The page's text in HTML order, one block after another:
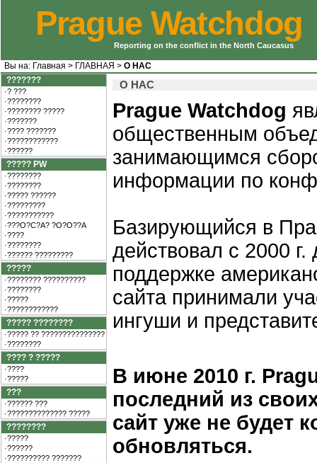
Prague Watchdog
Reporting on the conflict in the North Caucasus
Вы на: Главная > ГЛАВНАЯ > О НАС
???????
·? ???
·????????
·???????? ?????
·???????
·???? ???????
·????????????
·??????
????? PW
·????????
·????????
·????? ??????
·?????????
·???????????
·???O?C?A? ?O?O??A
·????
·????????
·?????? ?????????
?????
·???????? ??????????
·????????
·?????
·????????????
????? ????????
·????? ?? ???????????????
·????????
???? ? ?????
·????
·?????
???
·?????? ???
·?????????????? ?????
????????
·?????
·??????
·?????????? ???????
О НАС
Prague Watchdog
общественным
занимающимся
информации по
Базирующийся в
действовал с 2000 г.
поддержке
сайта принимали
ингуши и
В июне 2010 г.
последний из
сайт уже не будет
обновляться.